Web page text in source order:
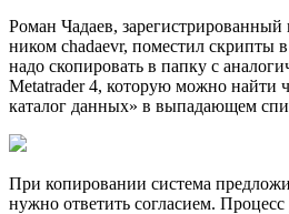
Роман Чадаев,
ником chadaevr, поместил скрипты
надо скопировать в папку с
Metatrader 4, которую можно найти
каталог данных» в выпадающем
При копировании система
нужно ответить согласием. Процесс